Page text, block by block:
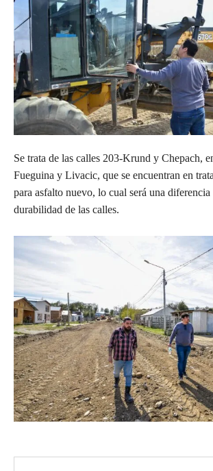
Se trata de las calles 203-Krund y Chepach,
Fueguina y Livacic, que se encuentran en
para asfalto nuevo, lo cual será una
durabilidad de las calles.